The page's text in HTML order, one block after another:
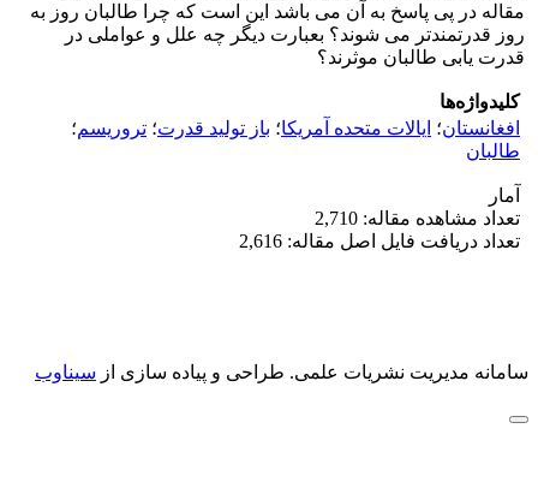
مقاله در پی پاسخ به آن می باشد این است که چرا طالبان روز به
روز قدرتمندتر می شوند؟ بعبارت دیگر چه علل و عواملی در
قدرت یابی طالبان موثرند؟
کلیدواژه‌ها
افغانستان؛ ایالات متحده آمریکا؛ باز تولید قدرت؛ تروریسم؛
طالبان
آمار
تعداد مشاهده مقاله: 2,710
تعداد دریافت فایل اصل مقاله: 2,616
سامانه مدیریت نشریات علمی. طراحی و پیاده سازی از سیناوب